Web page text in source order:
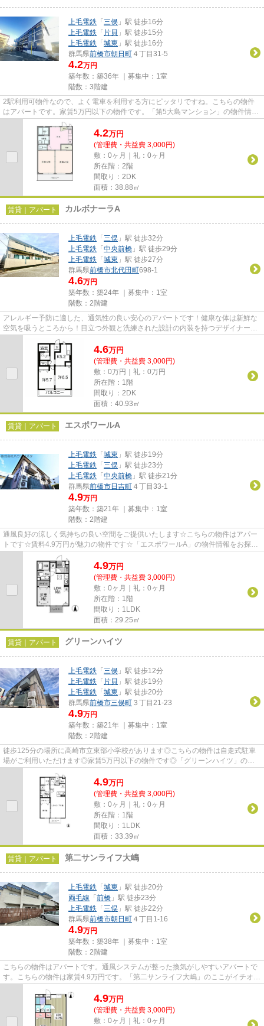
上毛電鉄 「 三俣 」駅 徒歩16分
上毛電鉄 「 片貝 」駅 徒歩15分
上毛電鉄 「 城東 」駅 徒歩16分
群馬県前橋市朝日町 ４丁目31-5
4.2万円
築年数：築36年 ｜募集中： 1室
階数：3階建
2駅利用可物件なので、よく電車を利用する方にピッタリですね。こちらの物件
はアパートです。家賃5万円以下の物件です。「第5大島マンション」の物件情報
をお探しならお気軽にお問い合...
4.2万円
(管理費・共益費 3,000円)
敷：0ヶ月｜礼：0ヶ月
所在階：2階
間取り：2DK
面積：38.88㎡
賃貸｜アパート カルボナーラA
上毛電鉄 「 三俣 」駅 徒歩32分
上毛電鉄 「 中央前橋 」駅 徒歩29分
上毛電鉄 「 城東 」駅 徒歩27分
群馬県前橋市北代田町698-1
4.6万円
築年数：築24年 ｜募集中： 1室
階数：2階建
アレルギー予防に適した、通気性の良い安心のアパートです！健康な体は新鮮な
空気を吸うところから！目立つ外観と洗練された設計の内装を持つデザイナー
ズ！賃料5万円以下の物件をお探...
4.6万円
(管理費・共益費 3,000円)
敷：0万円｜礼：0万円
所在階：1階
間取り：2DK
面積：40.93㎡
賃貸｜アパート エスポワールA
上毛電鉄 「 城東 」駅 徒歩19分
上毛電鉄 「 三俣 」駅 徒歩23分
上毛電鉄 「 中央前橋 」駅 徒歩21分
群馬県前橋市日吉町 ４丁目33-1
4.9万円
築年数：築21年 ｜募集中： 1室
階数：2階建
通風良好の涼しく気持ちの良い空間をご提供いたします☆こちらの物件はアパー
トです☆賃料4.9万円が魅力の物件です☆「エスポワールA」の物件情報をお探し
ならお気軽にお問い合わせくださ...
4.9万円
(管理費・共益費 3,000円)
敷：0ヶ月｜礼：0ヶ月
所在階：1階
間取り：1LDK
面積：29.25㎡
賃貸｜アパート グリーンハイツ
上毛電鉄 「 三俣 」駅 徒歩12分
上毛電鉄 「 片貝 」駅 徒歩19分
上毛電鉄 「 城東 」駅 徒歩20分
群馬県前橋市三俣町 ３丁目21-23
4.9万円
築年数：築21年 ｜募集中： 1室
階数：2階建
徒歩125分の場所に高崎市立東部小学校があります◎こちらの物件は自走式駐車
場がご利用いただけます◎家賃5万円以下の物件です◎「グリーンハイツ」のこ
4.9万円
(管理費・共益費 3,000円)
敷：0ヶ月｜礼：0ヶ月
所在階：1階
間取り：1LDK
面積：33.39㎡
賃貸｜アパート 第二サンライフ大嶋
上毛電鉄 「 城東 」駅 徒歩20分
両毛線 「 前橋 」駅 徒歩23分
上毛電鉄 「 三俣 」駅 徒歩22分
群馬県前橋市朝日町 ４丁目1-16
4.9万円
築年数：築38年 ｜募集中： 1室
階数：2階建
こちらの物件はアパートです。通風システムが整った換気がしやすいアパートで
す。こちらの物件は家賃4.9万円です。「第二サンライフ大嶋」のここがイチオ
4.9万円
(管理費・共益費 3,000円)
敷：0ヶ月｜礼：0ヶ月